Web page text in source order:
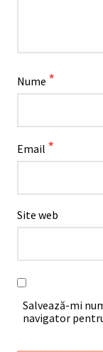
Nume *
Email *
Site web
Salvează-mi
navigator